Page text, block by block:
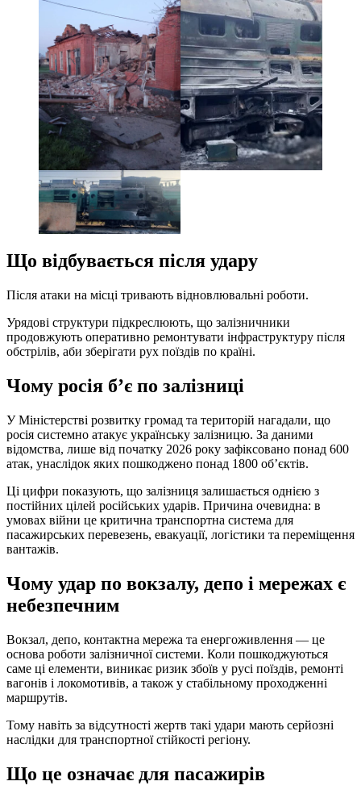
Що відбувається після удару
Після атаки на місці тривають відновлювальні роботи.
Урядові структури підкреслюють, що залізничники
продовжують оперативно ремонтувати інфраструктуру після
обстрілів, аби зберігати рух поїздів по країні.
Чому росія б’є по залізниці
У Міністерстві розвитку громад та територій нагадали, що
росія системно атакує українську залізницю. За даними
відомства, лише від початку 2026 року зафіксовано понад 600
атак, унаслідок яких пошкоджено понад 1800 об’єктів.
Ці цифри показують, що залізниця залишається однією з
постійних цілей російських ударів. Причина очевидна: в
умовах війни це критична транспортна система для
пасажирських перевезень, евакуації, логістики та переміщення
вантажів.
Чому удар по вокзалу, депо і мережах є
небезпечним
Вокзал, депо, контактна мережа та енергоживлення — це
основа роботи залізничної системи. Коли пошкоджуються
саме ці елементи, виникає ризик збоїв у русі поїздів, ремонті
вагонів і локомотивів, а також у стабільному проходженні
маршрутів.
Тому навіть за відсутності жертв такі удари мають серйозні
наслідки для транспортної стійкості регіону.
Що це означає для пасажирів